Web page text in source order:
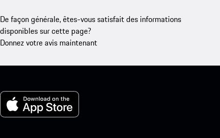
De façon générale, êtes-vous satisfait des informations
disponibles sur cette page?
Donnez votre avis maintenant